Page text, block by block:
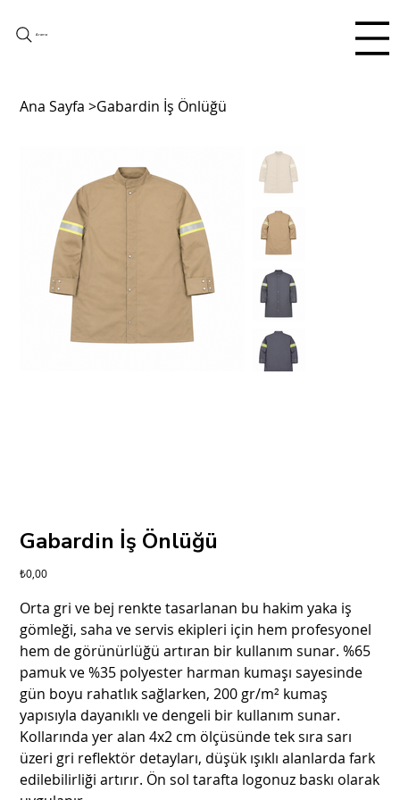
Arama
Ana Sayfa >Gabardin İş Önlüğü
Gabardin İş Önlüğü
Fiyat
₺0,00
Orta gri ve bej renkte tasarlanan bu hakim yaka iş
gömleği, saha ve servis ekipleri için hem profesyonel
hem de görünürlüğü artıran bir kullanım sunar. %65
pamuk ve %35 polyester harman kumaşı sayesinde
gün boyu rahatlık sağlarken, 200 gr/m² kumaş
yapısıyla dayanıklı ve dengeli bir kullanım sunar.
Kollarında yer alan 4x2 cm ölçüsünde tek sıra sarı
üzeri gri reflektör detayları, düşük ışıklı alanlarda fark
edilebilirliği artırır. Ön sol tarafta logonuz baskı olarak